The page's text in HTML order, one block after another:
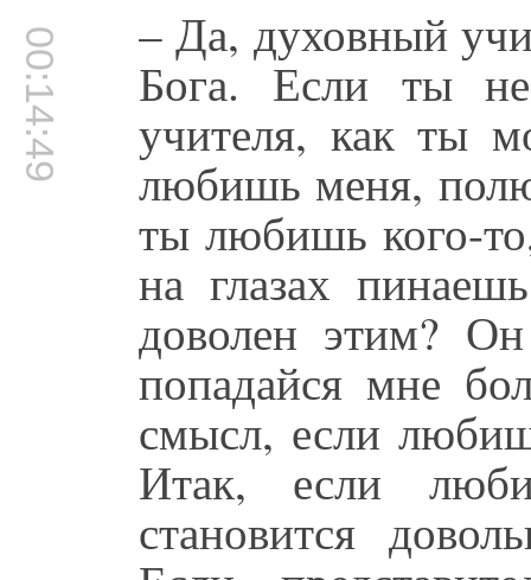
00:14:49 – Да, духовный
Бога. Если ты
учителя, как ты
любишь меня,
ты любишь кого-
на глазах
доволен этим?
попадайся мне
смысл, если
Итак, если
становится